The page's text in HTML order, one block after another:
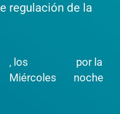
regulación de la
, los
Miércoles
por la
noche